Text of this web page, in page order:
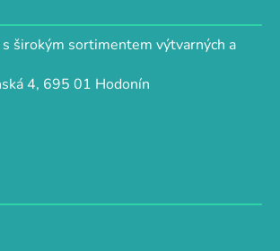
širokým sortimentem výtvarných a
4, 695 01 Hodonín